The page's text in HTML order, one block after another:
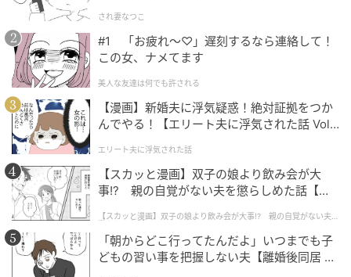
切な転機だったのだと、今は前を向いています。
著者：村田早希／30代女性／4歳の女の子を育ててい
る母。体を動かすのが好きで、ランニングをよくして
います。
イラスト：きりぷち
※ベビーカレンダーが独自に実施したアンケートで集
めた読者様の体験談をもとに記事化しています（回答
時期：2026年5月）
ベビーカレンダー編集部
され妻なつこ
#1 「お疲れ〜♡」遅刻するなら連絡して！
この女、ナメてます
美人な友達は何でも許される
【漫画】新婚夫に浮気疑惑！絶対証拠をつか
んでやる！【エリート夫に浮気された話 Vol.
エリート夫に浮気された話
【スカッと漫画】双子の娘より飲み会が大
事!? 親の自覚がない夫を懲らしめた話【第1
【スカッと漫画】双子の娘より飲み会が大事!? 親の自覚がない夫を
懲らしめた話
「朝からどこ行ってたんだよ」いつまでも子
どもの習い事を把握しない夫【離婚後同居 Vo